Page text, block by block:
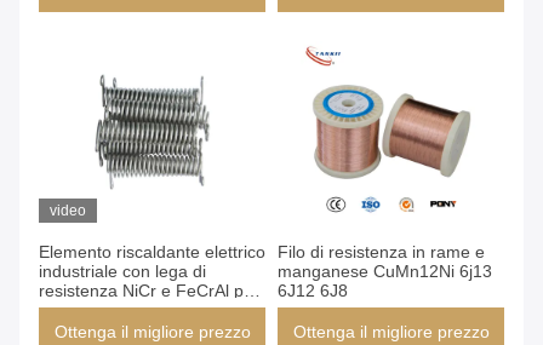
video
Elemento riscaldante elettrico
industriale con lega di
resistenza NiCr e FeCrAl per
forni ad alta temperatura
Ottenga il migliore prezzo
Filo di resistenza in rame e
manganese CuMn12Ni 6j13
6J12 6J8
Ottenga il migliore prezzo